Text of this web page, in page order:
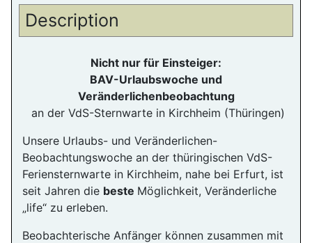
Description
Nicht nur für Einsteiger:
BAV-Urlaubswoche und
Veränderlichenbeobachtung
an der VdS-Sternwarte in Kirchheim (Thüringen)
Unsere Urlaubs- und Veränderlichen-
Beobachtungswoche an der thüringischen VdS-
Feriensternwarte in Kirchheim, nahe bei Erfurt, ist
seit Jahren die beste Möglichkeit, Veränderliche
„life“ zu erleben.
Beobachterische Anfänger können zusammen mit